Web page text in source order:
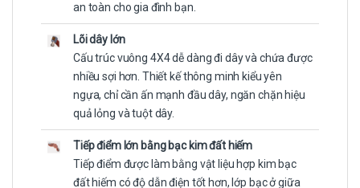
an toàn cho gia đình bạn.
Lõi dây lớn
Cấu trúc vuông 4X4 dễ dàng đi dây và chứa được
nhiều sợi hơn. Thiết kế thông minh kiểu yên
ngựa, chỉ cần ấn mạnh đầu dây, ngăn chặn hiệu
quả lỏng và tuột dây.
Tiếp điểm lớn bằng bạc kim đất hiếm
Tiếp điểm được làm bằng vật liệu hợp kim bạc
đất hiếm có độ dẫn điện tốt hơn, lớp bạc ở giữa